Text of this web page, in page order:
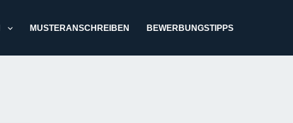
MUSTERANSCHREIBEN BEWERBUNGSTIPPS